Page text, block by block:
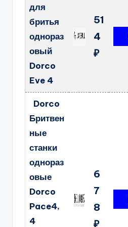
для
бритья
однораз
овый
Dorco
Eve 4
51
4
₽
Dorco
Бритвен
ные
станки
однораз
овые
Dorco
Pace4,
4
6
7
8
₽